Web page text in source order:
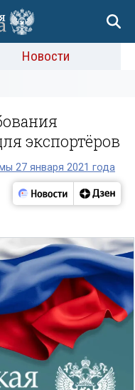
Новости
экспортёров
27 января 2021 года